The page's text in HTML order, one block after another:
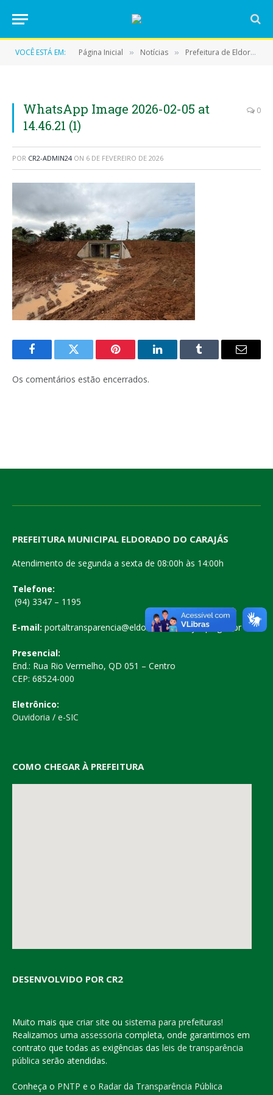
VOCÊ ESTÁ EM: Página Inicial » Notícias » Prefeitura de Eldorado do Carajás resolve problema histórico e entrega aduelas no Bairro Bom Jardim
WhatsApp Image 2026-02-05 at
14.46.21 (1)
0
POR CR2-ADMIN24 ON 6 DE FEVEREIRO DE 2026
FacebookTwitter Pinterest LinkedInTumblr
E-
Os comentários estão encerrados.
PREFEITURA MUNICIPAL ELDORADO DO CARAJÁS
Atendimento de segunda a sexta de 08:00h às 14:00h
Telefone:
(94) 3347 – 1195
E-mail: portaltransparencia@eldoradodocarajas.pa.gov.br
Presencial:
End.: Rua Rio Vermelho, QD 051 – Centro
CEP: 68524-000
Eletrônico:
Ouvidoria / e-SIC
COMO CHEGAR À PREFEITURA
DESENVOLVIDO POR CR2
Muito mais que criar site ou sistema para prefeituras!
Realizamos uma assessoria completa, onde garantimos em
contrato que todas as exigências das leis de transparência
pública serão atendidas.
Conheça o PNTP e o Radar da Transparência Pública